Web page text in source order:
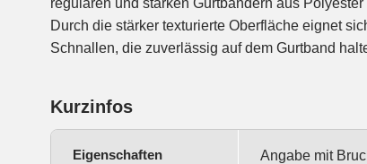
Durch die stärker texturierte Oberfläche eignet
Schnallen, die zuverlässig auf dem Gurtband
Kurzinfos
Eigenschaften Angabe mit